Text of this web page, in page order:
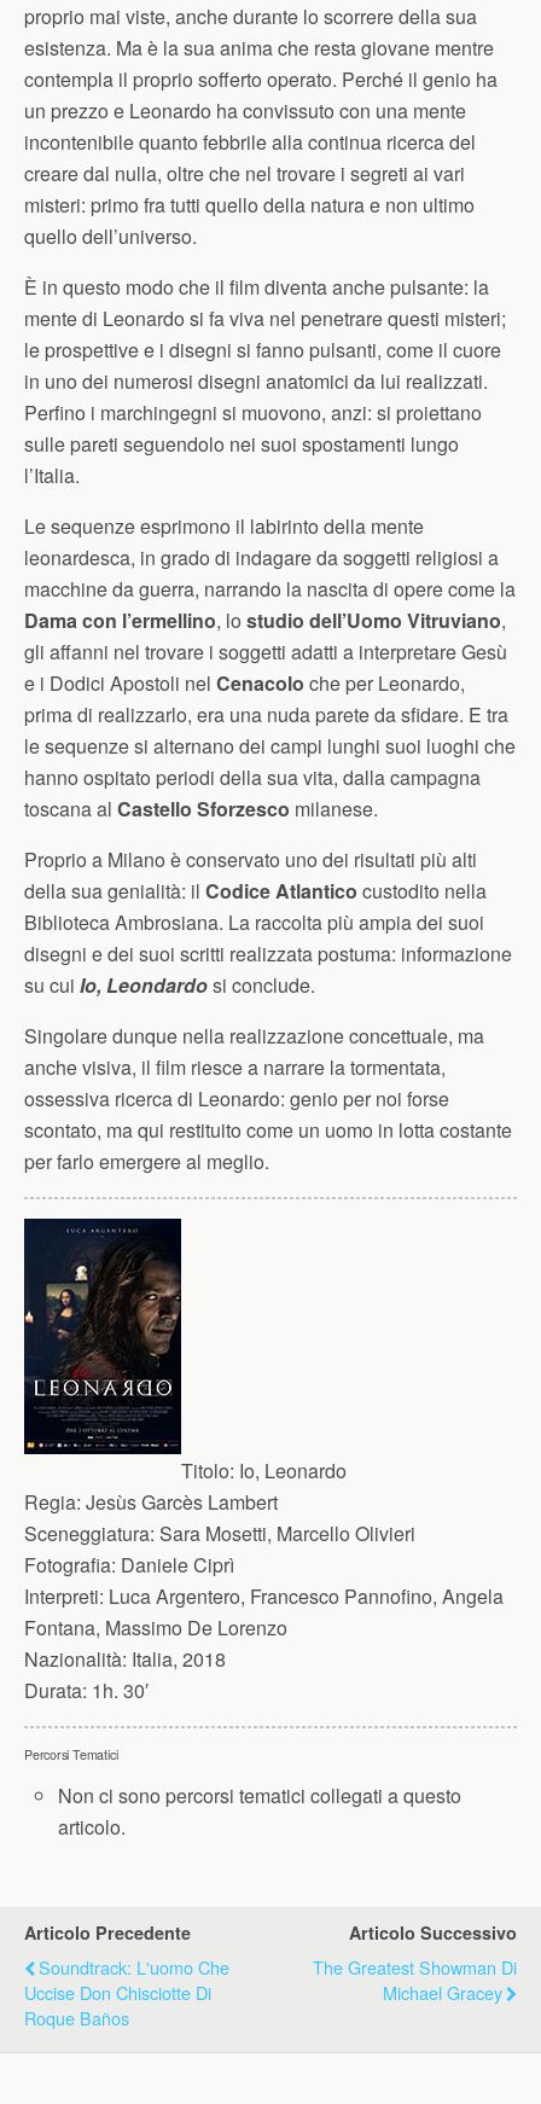
proprio mai viste, anche durante lo scorrere della sua
esistenza. Ma è la sua anima che resta giovane mentre
contempla il proprio sofferto operato. Perché il genio ha
un prezzo e Leonardo ha convissuto con una mente
incontenibile quanto febbrile alla continua ricerca del
creare dal nulla, oltre che nel trovare i segreti ai vari
misteri: primo fra tutti quello della natura e non ultimo
quello dell’universo.
È in questo modo che il film diventa anche pulsante: la
mente di Leonardo si fa viva nel penetrare questi misteri;
le prospettive e i disegni si fanno pulsanti, come il cuore
in uno dei numerosi disegni anatomici da lui realizzati.
Perfino i marchingegni si muovono, anzi: si proiettano
sulle pareti seguendolo nei suoi spostamenti lungo
l’Italia.
Le sequenze esprimono il labirinto della mente
leonardesca, in grado di indagare da soggetti religiosi a
macchine da guerra, narrando la nascita di opere come la
Dama con l’ermellino, lo studio dell’Uomo Vitruviano,
gli affanni nel trovare i soggetti adatti a interpretare Gesù
e i Dodici Apostoli nel Cenacolo che per Leonardo,
prima di realizzarlo, era una nuda parete da sfidare. E tra
le sequenze si alternano dei campi lunghi suoi luoghi che
hanno ospitato periodi della sua vita, dalla campagna
toscana al Castello Sforzesco milanese.
Proprio a Milano è conservato uno dei risultati più alti
della sua genialità: il Codice Atlantico custodito nella
Biblioteca Ambrosiana. La raccolta più ampia dei suoi
disegni e dei suoi scritti realizzata postuma: informazione
su cui Io, Leondardosi conclude.
Singolare dunque nella realizzazione concettuale, ma
anche visiva, il film riesce a narrare la tormentata,
ossessiva ricerca di Leonardo: genio per noi forse
scontato, ma qui restituito come un uomo in lotta costante
per farlo emergere al meglio.
Titolo: Io, Leonardo
Regia: Jesùs Garcès Lambert
Sceneggiatura: Sara Mosetti, Marcello Olivieri
Fotografia: Daniele Ciprì
Interpreti: Luca Argentero, Francesco Pannofino, Angela
Fontana, Massimo De Lorenzo
Nazionalità: Italia, 2018
Durata: 1h. 30′
Percorsi Tematici
Non ci sono percorsi tematici collegati a questo
articolo.
Articolo Precedente
Soundtrack: L'uomo Che
Uccise Don Chisciotte Di
Roque Baños
Articolo Successivo
The Greatest Showman Di
Michael Gracey